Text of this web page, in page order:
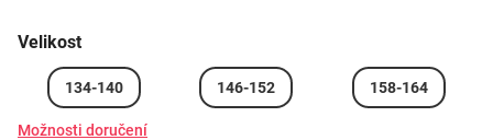
Velikost
134-140 146-152 158-164
Možnosti doručení